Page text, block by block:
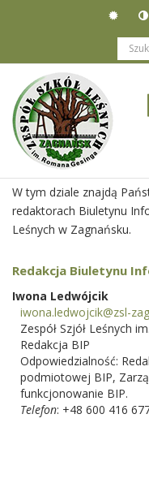
Jesteś tutaj: O Biuletynie
W tym dziale znajdą
redaktorach Biuletynu
Leśnych w Zagnańsku.
Redakcja Biuletynu
Iwona Ledwójcik
iwona.ledwojcik@zsl-
Zespół Szjół Leśnych
Redakcja BIP
Odpowiedzialność:
podmiotowej BIP,
funkcjonowanie BIP.
Telefon: +48 600 416